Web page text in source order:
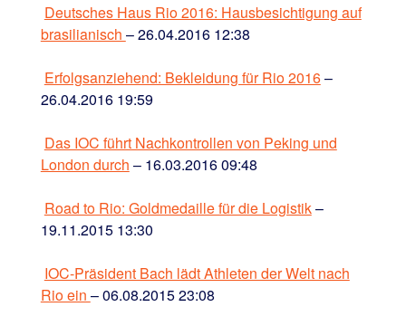
Deutsches Haus Rio 2016: Hausbesichtigung auf
brasilianisch – 26.04.2016 12:38
Erfolgsanziehend: Bekleidung für Rio 2016–
26.04.2016 19:59
Das IOC führt Nachkontrollen von Peking und
London durch – 16.03.2016 09:48
Road to Rio: Goldmedaille für die Logistik–
19.11.2015 13:30
IOC-Präsident Bach lädt Athleten der Welt nach
Rio ein – 06.08.2015 23:08